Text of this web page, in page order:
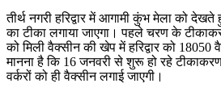
तीर्थ नगरी हरिद्वार में आगामी कुंभ मेला को
का टीका लगाया जाएगा। पहले चरण के
को मिली वैक्सीन की खेप में हरिद्वार को
मानना है कि 16 जनवरी से शुरू हो रहे
वर्करों को ही वैक्सीन लगाई जाएगी।